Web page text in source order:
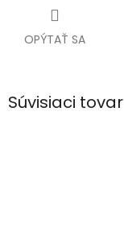
OPÝTAŤ SA
Súvisiaci tovar